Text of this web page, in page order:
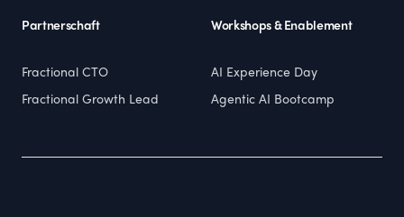
Partnerschaft
Fractional CTO
Fractional Growth Lead
Workshops & Enablement
AI Experience Day
Agentic AI Bootcamp